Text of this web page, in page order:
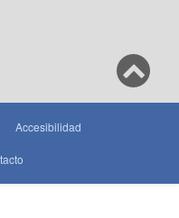
Accesibilidad